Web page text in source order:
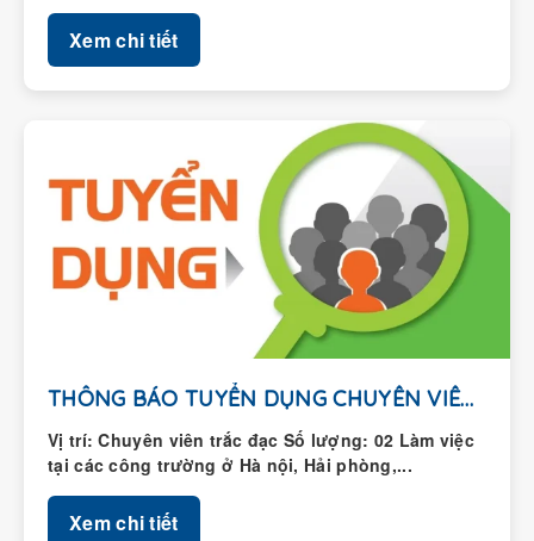
Xem chi tiết
THÔNG BÁO TUYỂN DỤNG CHUYÊN VIÊN TRẮC ĐẠC
Vị trí: Chuyên viên trắc đạc Số lượng: 02 Làm việc
tại các công trường ở Hà nội, Hải phòng,...
Xem chi tiết